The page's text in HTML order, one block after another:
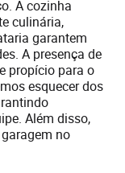
A cozinha
culinária,
garantem
A presença de
propício para o
esquecer dos
Além disso,
no